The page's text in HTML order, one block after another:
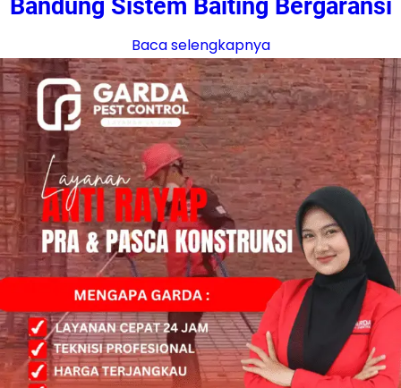
Bandung Sistem Baiting Bergaransi
Baca selengkapnya